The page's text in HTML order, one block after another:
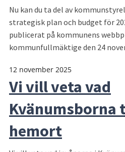
Nu kan du ta del av
strategisk plan och budget för
publicerat på kommunens
kommunfullmäktige den 24
12 november 2025
Vi vill veta vad
Kvänumsborna
hemort